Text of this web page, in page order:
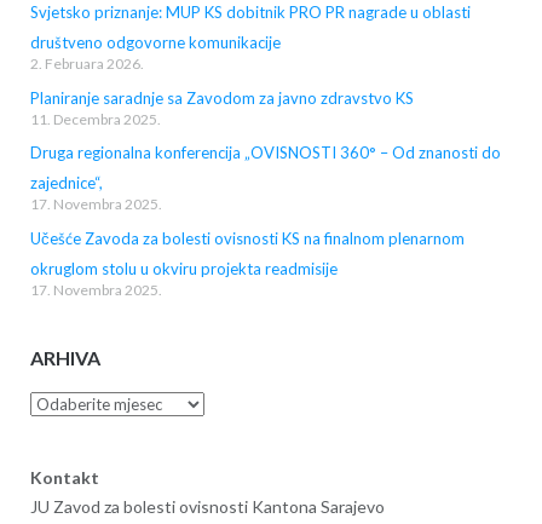
Svjetsko priznanje: MUP KS dobitnik PRO PR nagrade u oblasti
društveno odgovorne komunikacije
2. Februara 2026.
Planiranje saradnje sa Zavodom za javno zdravstvo KS
11. Decembra 2025.
Druga regionalna konferencija „OVISNOSTI 360° – Od znanosti do
zajednice“,
17. Novembra 2025.
Učešće Zavoda za bolesti ovisnosti KS na finalnom plenarnom
okruglom stolu u okviru projekta readmisije
17. Novembra 2025.
ARHIVA
Arhiva
Kontakt
JU Zavod za bolesti ovisnosti Kantona Sarajevo